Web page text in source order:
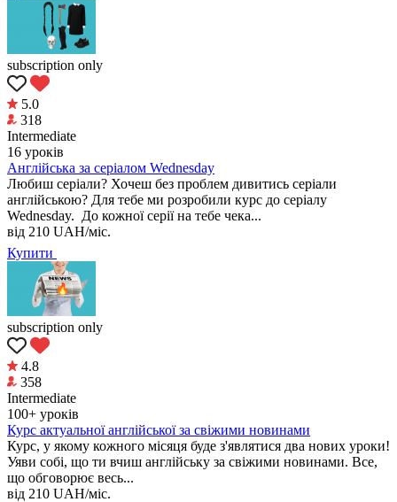
subscription only
5.0
318
Intermediate
16 уроків
Англійська за серіалом Wednesday
Любиш серіали? Хочеш без проблем дивитись серіали
англійською? Для тебе ми розробили курс до серіалу
Wednesday. До кожної серії на тебе чека...
від 210 UAH/міс.
Купити
subscription only
4.8
358
Intermediate
100+ уроків
Курс актуальної англійської за свіжими новинами
Курс, у якому кожного місяця буде з'являтися два нових уроки!
Уяви собі, що ти вчиш англійську за свіжими новинами. Все,
що обговорює весь...
від 210 UAH/міс.